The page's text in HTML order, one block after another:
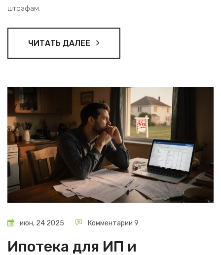
штрафам.
ЧИТАТЬ ДАЛЕЕ
июн, 24 2025 Комментарии 9
Ипотека для ИП и